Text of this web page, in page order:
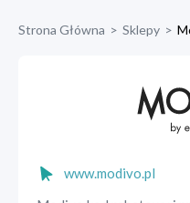
Strona Główna > Sklepy >
www.modivo.pl